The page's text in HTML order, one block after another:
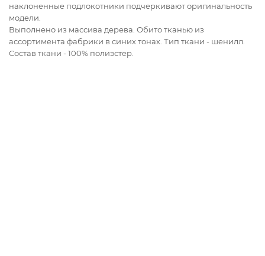
наклоненные подлокотники подчеркивают оригинальность
модели.
Выполнено из массива дерева. Обито тканью из
ассортимента фабрики в синих тонах. Тип ткани - шенилл.
Состав ткани - 100% полиэстер.